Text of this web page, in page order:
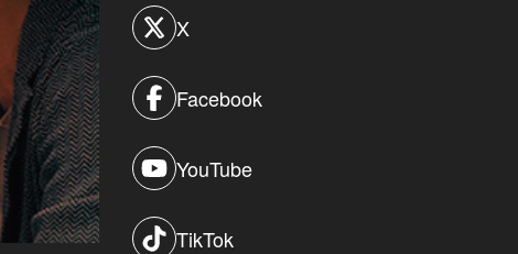
X
Facebook
YouTube
TikTok